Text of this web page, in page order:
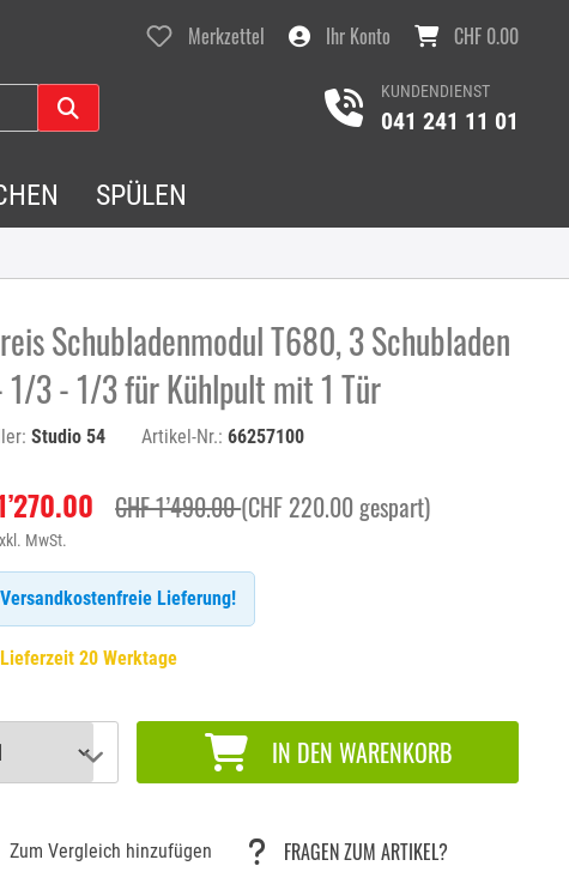
Merkzettel Ihr Konto CHF 0.00
KUNDENDIENST
041 241 11 01
SPÜLEN
Schubladenmodul T680, 3 Schubladen
3 - 1/3 für Kühlpult mit 1 Tür
Studio 54 Artikel-Nr.:66257100
CHF 1’490.00(CHF 220.00 gespart)
MwSt.
Versandkostenfreie Lieferung!
Lieferzeit 20 Werktage
IN DEN WARENKORB
Zum Vergleich hinzufügen FRAGEN ZUM ARTIKEL?